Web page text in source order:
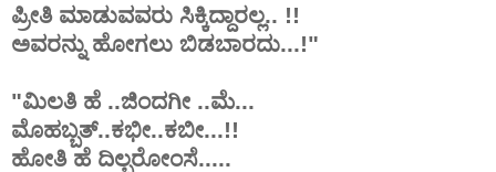
ಪ್ರೀತಿ ಮಾಡುವವರು ಸಿಕ್ಕಿದ್ದಾರಲ್ಲ.. !!
ಅವರನ್ನು ಹೋಗಲು ಬಿಡಬಾರದು...!"
"ಮಿಲತಿ ಹೆ ..ಜಿಂದಗೀ ..ಮೆ...
ಮೊಹಬ್ಬತ್..ಕಭೀ..ಕಬೀ...!!
ಹೋತಿ ಹೆ ದಿಲ್ಬರೋಂಸೆ.....